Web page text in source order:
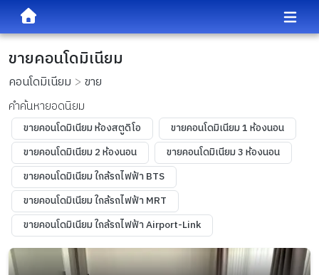
ขายคอนโดมิเนียม
คอนโดมิเนียม
ขาย
คำค้นหายอดนิยม
ขายคอนโดมิเนียม ห้องสตูดิโอ
ขายคอนโดมิเนียม 1 ห้องนอน
ขายคอนโดมิเนียม 2 ห้องนอน
ขายคอนโดมิเนียม 3 ห้องนอน
ขายคอนโดมิเนียม ใกล้รถไฟฟ้า BTS
ขายคอนโดมิเนียม ใกล้รถไฟฟ้า MRT
ขายคอนโดมิเนียม ใกล้รถไฟฟ้า Airport-Link